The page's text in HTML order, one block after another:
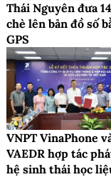
Thái Nguyên đưa
chè lên bản đồ số
GPS
VNPT VinaPhone
VAEDR hợp tác
hệ sinh thái học